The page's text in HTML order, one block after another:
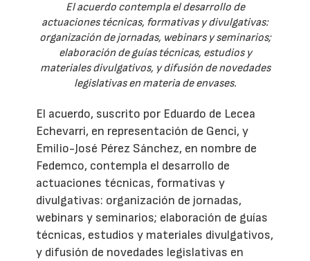
El acuerdo contempla el desarrollo de
actuaciones técnicas, formativas y divulgativas:
organización de jornadas, webinars y seminarios;
elaboración de guías técnicas, estudios y
materiales divulgativos, y difusión de novedades
legislativas en materia de envases.
El acuerdo, suscrito por Eduardo de Lecea
Echevarri, en representación de Genci, y
Emilio-José Pérez Sánchez, en nombre de
Fedemco, contempla el desarrollo de
actuaciones técnicas, formativas y
divulgativas: organización de jornadas,
webinars y seminarios; elaboración de guías
técnicas, estudios y materiales divulgativos,
y difusión de novedades legislativas en